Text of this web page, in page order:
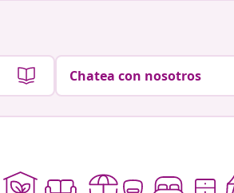
Chatea con nosotros